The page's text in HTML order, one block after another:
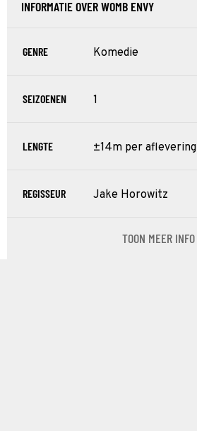
INFORMATIE OVER WOMB ENVY
GENRE Komedie
SEIZOENEN 1
LENGTE ±14m per aflevering
REGISSEUR Jake Horowitz
TOON MEER INFO